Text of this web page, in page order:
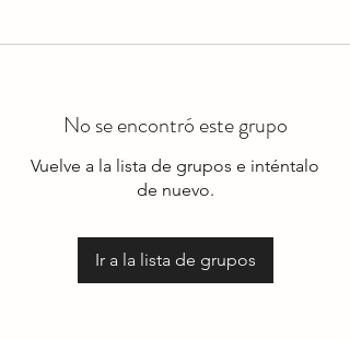
No se encontró este grupo
Vuelve a la lista de grupos e inténtalo
de nuevo.
Ir a la lista de grupos